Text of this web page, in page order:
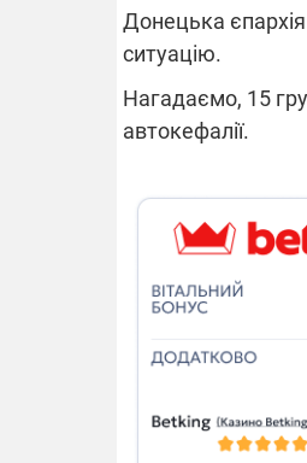
Донецька
ситуацію.
Нагадаємо, 15
автокефалії.